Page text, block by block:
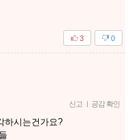
0
3
신고 | 공감 확인
하시는건가요?